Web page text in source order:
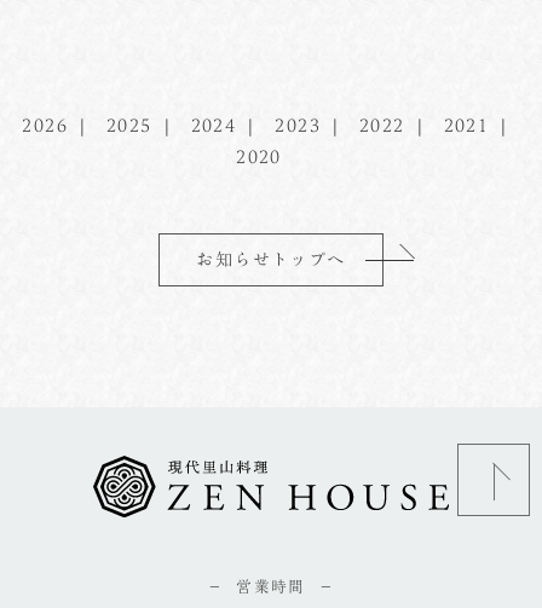
2026 2025 2024 2023 2022
2021
2020
お知らせトップへ
営業時間